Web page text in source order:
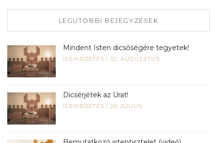
LEGUTÓBBI BEJEGYZÉSEK
Mindent Isten dicsőségére tegyetek!
IGEHIRDETÉS / 02, AUGUSZTUS
Dicsérjétek az Urat!
IGEHIRDETÉS / 26, JÚLIUS